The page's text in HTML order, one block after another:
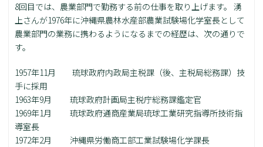
8回目では、農業部門で勤務する前の仕事を取り上げます。 湧
上さんが1976年に沖縄県農林水産部農業試験場化学室長として
農業部門の業務に携わるようになるまでの経歴は、次の通りで
す。
1957年11月 琉球政府内政局主税課（後、主税局総務課）技
手に採用
1963年9月 琉球政府計画局主税庁総務課鑑定官
1969年1月 琉球政府通商産業局琉球工業研究指導所技術指
導室長
1972年2月 沖縄県労働商工部工業試験場化学課長